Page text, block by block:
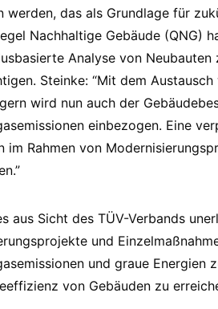
werden, das als Grundlage für
Nachhaltige Gebäude (QNG)
Analyse von
Steinke: “Mit dem
wird nun auch der
einbezogen. Eine
im Rahmen von
aus Sicht des TÜV-Verbands
und
und graue Energien
von Gebäuden zu